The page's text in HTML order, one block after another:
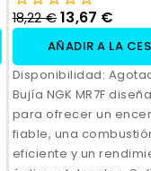
18,22 € 13,67 €
AÑADIR A LA
Disponibilidad:
Bujía NGK MR7F
para ofrecer un
fiable, una
eficiente y un